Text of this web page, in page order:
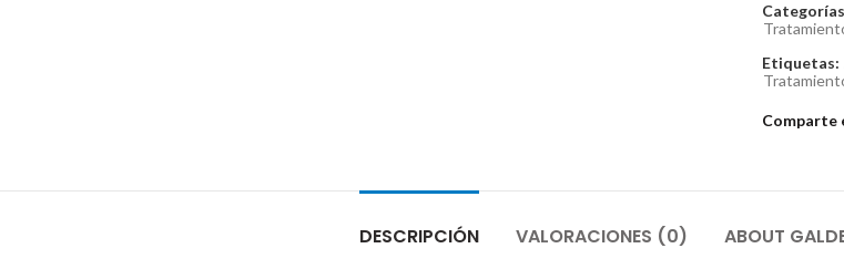
Etiquetas:
Comparte
DESCRIPCIÓN VALORACIONES (0) ABOUT